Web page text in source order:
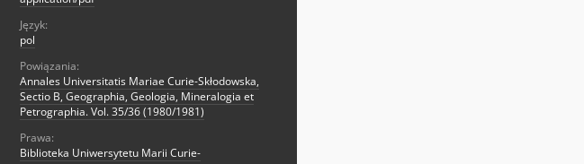
Język:
pol
Powiązania:
Annales Universitatis Mariae Curie-Skłodowska,
Sectio B, Geographia, Geologia, Mineralogia et
Petrographia. Vol. 35/36 (1980/1981)
Prawa:
Biblioteka Uniwersytetu Marii Curie-